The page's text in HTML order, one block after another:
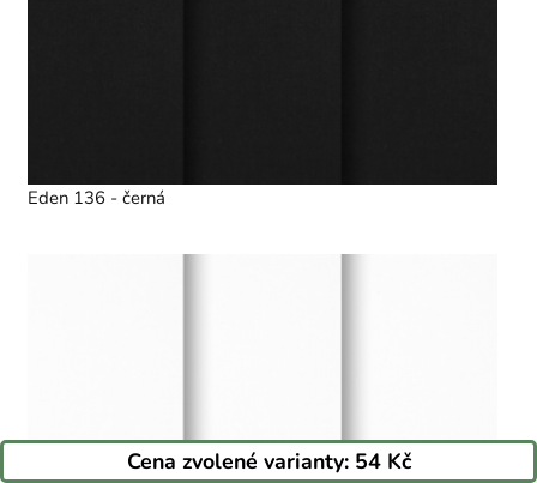
Eden 136 - černá
Cena zvolené varianty: 54 Kč